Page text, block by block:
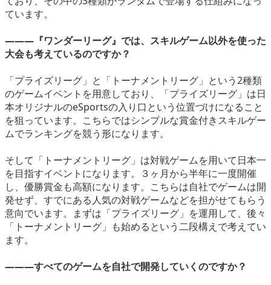
ています。
―――『ワンダーリーグ』では、スキルゲーム以外を使った
大会も考えているのですか？
「プライズリーグ」と「トーナメントリーグ」という2種類
のゲームイベントを用意しており、「プライズリーグ」は日
本オリジナルのeSportsの入り口という位置づけになること
を狙っています。こちらではシンプルな賞金付きスキルゲー
ムでランキングを競う形になります。
そして「トーナメントリーグ」は対戦ゲームを用いて日本一
を目指すイベントになります。３ヶ月から半年に一度開催
し、優勝賞金も高額になります。こちらは自社でゲームは開
発せず、すでにある人気の対戦ゲームなどを担がせてもらう
意向でいます。まずは「プライズリーグ」を運用して、後々
「トーナメントリーグ」も始めるという二段構えで考えてい
ます。
―――すべてのゲームを自社で開発していくのですか？